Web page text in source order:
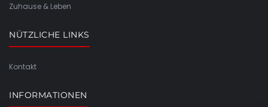
Zuhause & Leben
NÜTZLICHE LINKS
Kontakt
INFORMATIONEN